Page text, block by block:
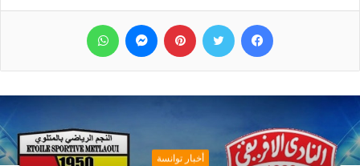
فيسبوك تويتر بينتيريست ماسنجر
أخبار توانسة